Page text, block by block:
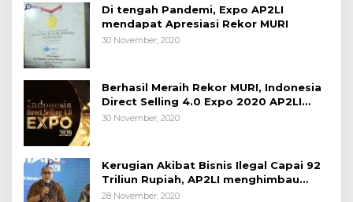
Di tengah Pandemi, Expo AP2LI
mendapat Apresiasi Rekor MURI
30 November, 2020
Berhasil Meraih Rekor MURI, Indonesia
Direct Selling 4.0 Expo 2020 AP2LI
berakhir sangat memuaskan
30 November, 2020
Kerugian Akibat Bisnis Ilegal Capai 92
Triliun Rupiah, AP2LI menghimbau
masyarakat Waspada.
28 November, 2020